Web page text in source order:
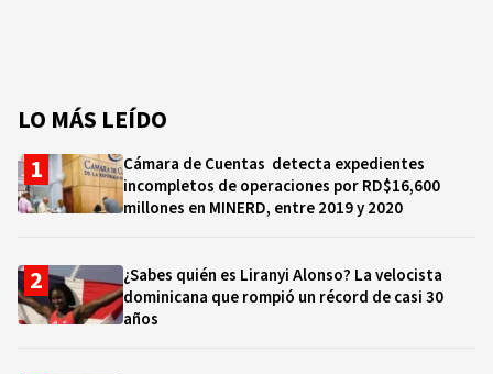
LO MÁS LEÍDO
Cámara de Cuentas detecta expedientes
incompletos de operaciones por RD$16,600
millones en MINERD, entre 2019 y 2020
¿Sabes quién es Liranyi Alonso? La velocista
dominicana que rompió un récord de casi 30
años